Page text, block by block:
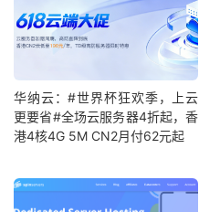
华纳云：#世界杯狂欢季，上云
更要省#全场云服务器4折起，香
港4核4G 5M CN2月付62元起